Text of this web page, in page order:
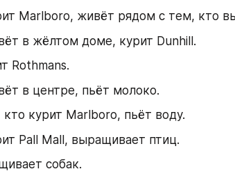
Marlboro, живёт рядом с тем, кто
в жёлтом доме, курит Dunhill.
Rothmans.
в центре, пьёт молоко.
кто курит Marlboro, пьёт воду.
Pall Mall, выращивает птиц.
собак.